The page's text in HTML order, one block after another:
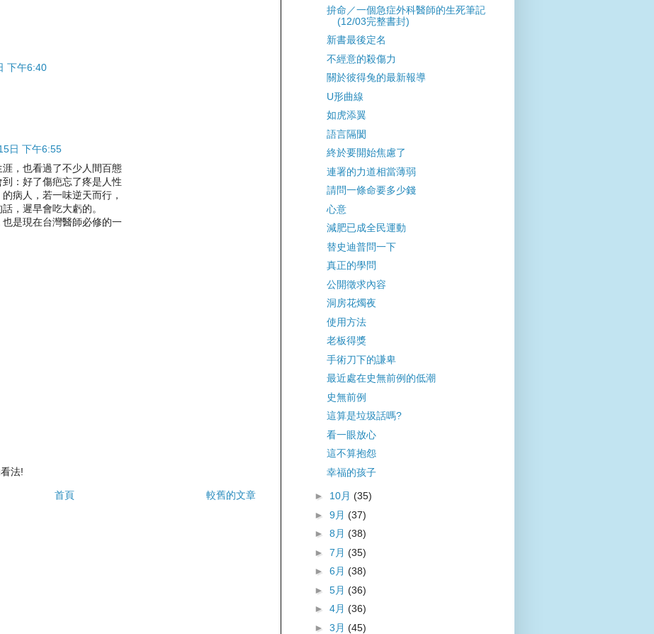
下午6:40
日 下午6:55
，也看過了不少人間百態
到：好了傷疤忘了疼是人性
病人，若一味逆天而行，
，遲早會吃大虧的。
是現在台灣醫師必修的一
法!
較舊的文章
首頁
拚命／一個急症外科醫師的生死筆記
(12/03完整書封)
新書最後定名
不經意的殺傷力
關於彼得兔的最新報導
U形曲線
如虎添翼
語言隔閡
終於要開始焦慮了
連署的力道相當薄弱
請問一條命要多少錢
心意
減肥已成全民運動
替史迪普問一下
真正的學問
公開徵求內容
洞房花燭夜
使用方法
老板得獎
手術刀下的謙卑
最近處在史無前例的低潮
史無前例
這算是垃圾話嗎?
看一眼放心
這不算抱怨
幸福的孩子
► 10月 (35)
► 9月 (37)
► 8月 (38)
► 7月 (35)
► 6月 (38)
► 5月 (36)
► 4月 (36)
► 3月 (45)